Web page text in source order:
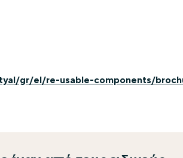
gr/el/re-usable-components/